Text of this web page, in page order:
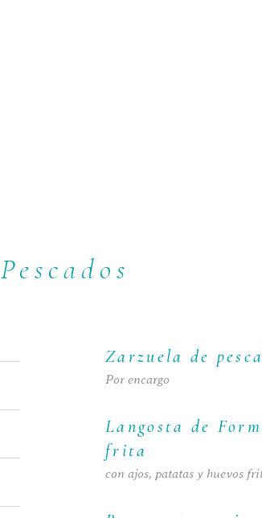
Pescados
Zarzuela de
Por encargo
Langosta de
frita
con ajos, patatas y huevos